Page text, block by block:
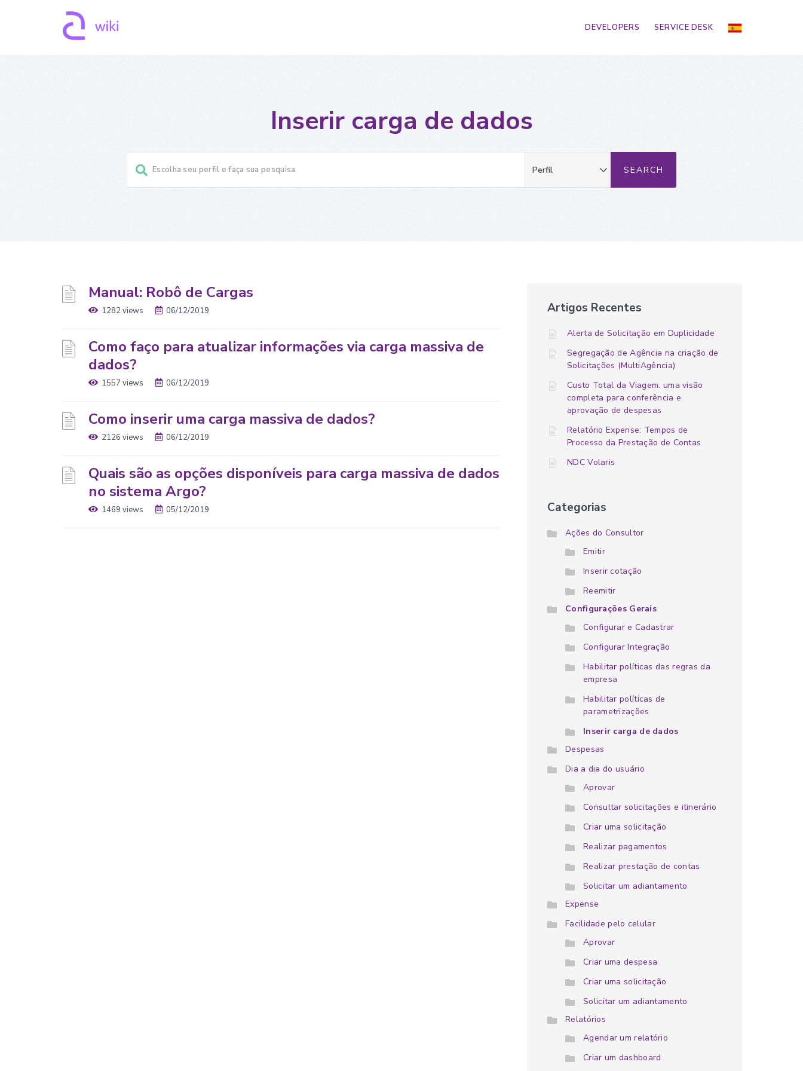
DEVELOPERS SERVICE DESK
Inserir carga de dados
Manual: Robô de Cargas
1282 views 06/12/2019
Como faço para atualizar informações via carga massiva de
dados?
1557 views 06/12/2019
Como inserir uma carga massiva de dados?
2126 views 06/12/2019
Quais são as opções disponíveis para carga massiva de dados
no sistema Argo?
1469 views 05/12/2019
Artigos Recentes
Alerta de Solicitação em Duplicidade
Segregação de Agência na criação de
Solicitações (MultiAgência)
Custo Total da Viagem: uma visão
completa para conferência e
aprovação de despesas
Relatório Expense: Tempos de
Processo da Prestação de Contas
NDC Volaris
Categorias
Ações do Consultor
Emitir
Inserir cotação
Reemitir
Configurações Gerais
Configurar e Cadastrar
Configurar Integração
Habilitar políticas das regras da
empresa
Habilitar políticas de
parametrizações
Inserir carga de dados
Despesas
Dia a dia do usuário
Aprovar
Consultar solicitações e itinerário
Criar uma solicitação
Realizar pagamentos
Realizar prestação de contas
Solicitar um adiantamento
Expense
Facilidade pelo celular
Aprovar
Criar uma despesa
Criar uma solicitação
Solicitar um adiantamento
Relatórios
Agendar um relatório
Criar um dashboard